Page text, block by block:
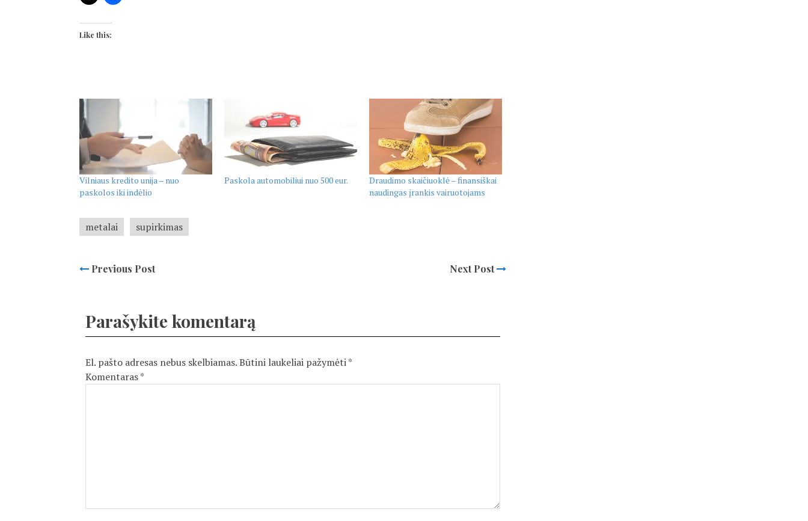
Like this:
Vilniaus kredito unija – nuo
paskolos iki indėlio
Paskola automobiliui nuo 500 eur.
Draudimo skaičiuoklė – finansiškai
naudingas įrankis vairuotojams
metalai supirkimas
Previous Post Next Post
Parašykite komentarą
El. pašto adresas nebus skelbiamas.Būtini laukeliai pažymėti*
Komentaras*